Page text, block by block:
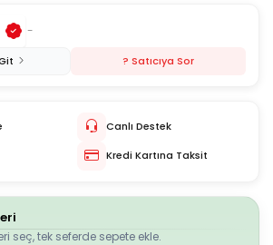
-
? Satıcıya Sor
Canlı Destek
Kredi Kartına Taksit
seç, tek seferde sepete ekle.